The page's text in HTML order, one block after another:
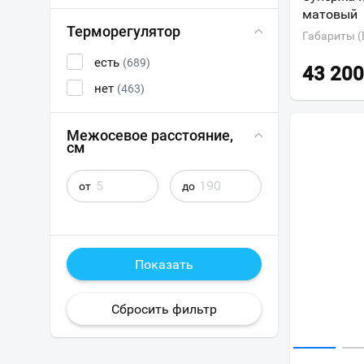
Терморегулятор
есть (689)
нет (463)
Межосевое расстояние,
см
от до
матовый
Габариты
43 200